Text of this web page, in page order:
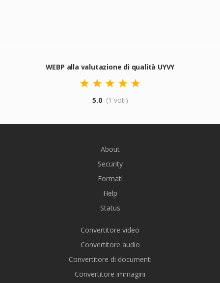
WEBP alla valutazione di qualità UYVY
5.0 (1 voti)
About
Security
Formati
Help
Status
Convertitore video
Convertitore audio
Convertitore di documenti
Convertitore immagini